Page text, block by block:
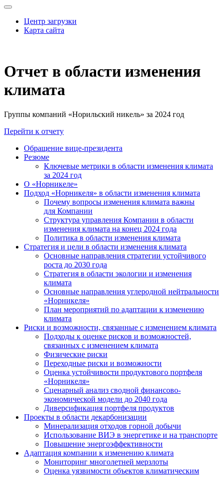
Центр загрузки
Карта сайта
Отчет в области изменения
климата
Группы компаний «Норильский никель» за 2024 год
Перейти к отчету
Обращение вице-президента
Резюме
Ключевые метрики в области изменения климата
за 2024 год
О «Норникеле»
Подход «Норникеля» в области изменения климата
Почему вопросы изменения климата важны
для Компании
Структура управления Компании в области
изменения климата на конец 2024 года
Политика в области изменения климата
Стратегия и цели в области изменения климата
Основные направления стратегии устойчивого
роста до 2030 года
Стратегия в области экологии и изменения
климата
Основные направления углеродной нейтральности
«Норникеля»
План мероприятий по адаптации к изменению
климата
Риски и возможности, связанные с изменением климата
Подходы к оценке рисков и возможностей,
связанных с изменением климата
Физические риски
Переходные риски и возможности
Оценка устойчивости продуктового портфеля
«Норникеля»
Сценарный анализ сводной финансово-
экономической модели до 2040 года
Диверсификация портфеля продуктов
Проекты в области декарбонизации
Минерализация отходов горной добычи
Использование ВИЭ в энергетике и на транспорте
Повышение энергоэффективности
Адаптация компании к изменению климата
Мониторинг многолетней мерзлоты
Оценка уязвимости объектов климатическим